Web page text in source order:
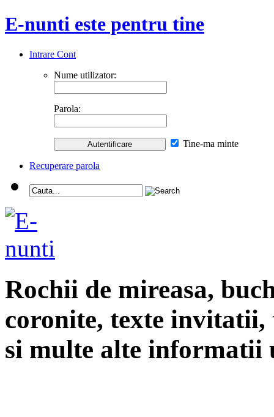
E-nunti este pentru tine
Intrare Cont
Nume utilizator:
Parola:
Tine-ma minte
Recuperare parola
Rochii de mireasa,
coronite, texte
si multe alte informatii